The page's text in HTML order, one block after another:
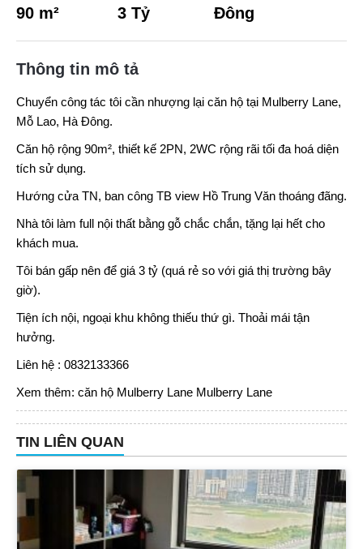
90 m² 3 Tỷ Đông
Thông tin mô tả
Chuyển công tác tôi cần nhượng lại căn hộ tại Mulberry Lane,
Mỗ Lao, Hà Đông.
Căn hộ rộng 90m², thiết kế 2PN, 2WC rộng rãi tối đa hoá diện
tích sử dụng.
Hướng cửa TN, ban công TB view Hồ Trung Văn thoáng đãng.
Nhà tôi làm full nội thất bằng gỗ chắc chắn, tặng lại hết cho
khách mua.
Tôi bán gấp nên để giá 3 tỷ (quá rẻ so với giá thị trường bây
giờ).
Tiện ích nội, ngoại khu không thiếu thứ gì. Thoải mái tận
hưởng.
Liên hệ : 0832133366
Xem thêm: căn hộ Mulberry Lane Mulberry Lane
TIN LIÊN QUAN